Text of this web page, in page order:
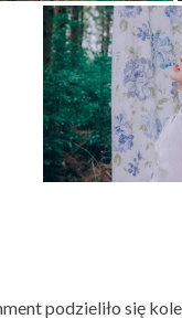
podzieliło się